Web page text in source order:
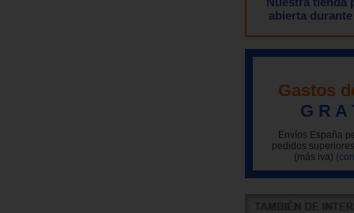
abierta
Gastos
G R A
Envíos España
pedidos
(más iva)